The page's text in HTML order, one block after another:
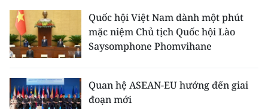
Quốc hội Việt Nam dành một phút
mặc niệm Chủ tịch Quốc hội Lào
Saysomphone Phomvihane
Quan hệ ASEAN-EU hướng đến giai
đoạn mới